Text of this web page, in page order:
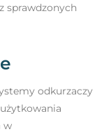
sprawdzonych
odkurzaczy
w